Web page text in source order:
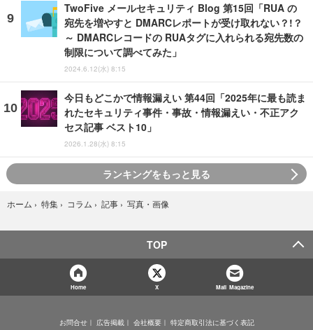
TwoFive メールセキュリティ Blog 第15回「RUA の
宛先を増やすと DMARCレポートが受け取れない？!？
～ DMARCレコードの RUAタグに入れられる宛先数の
制限について調べてみた」
2024.6.12(水) 8:15
今日もどこかで情報漏えい 第44回「2025年に最も読ま
れたセキュリティ事件・事故・情報漏えい・不正アク
セス記事 ベスト10」
2026.1.28(水) 8:15
ランキングをもっと見る
ホーム › 特集 › コラム › 記事 › 写真・画像
TOP
Home X Mail Magazine
お問合せ 広告掲載 会社概要 特定商取引法に基づく表記